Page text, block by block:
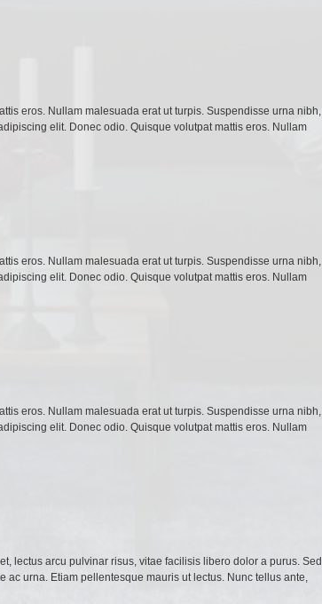
eros. Nullam malesuada erat ut turpis. Suspendisse urna nibh,
elit. Donec odio. Quisque volutpat mattis eros. Nullam
eros. Nullam malesuada erat ut turpis. Suspendisse urna nibh,
elit. Donec odio. Quisque volutpat mattis eros. Nullam
eros. Nullam malesuada erat ut turpis. Suspendisse urna nibh,
elit. Donec odio. Quisque volutpat mattis eros. Nullam
lectus arcu pulvinar risus, vitae facilisis libero dolor a purus. Sed
urna. Etiam pellentesque mauris ut lectus. Nunc tellus ante,